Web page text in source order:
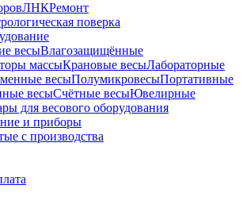
ЛНКРемонт
поверка
весыВлагозащищённые
массыКрановые весыЛабораторные
весыПолумикровесыПортативные
весыСчётные весыЮвелирные
для весового оборудования
и приборы
с производства